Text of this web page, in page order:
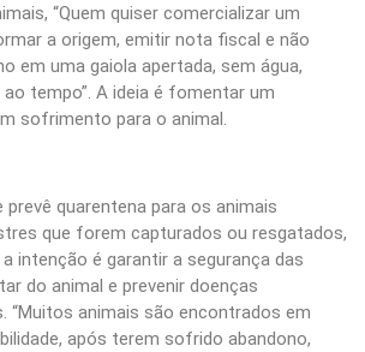
“Quem quiser comercializar um
a origem, emitir nota fiscal e não
em uma gaiola apertada, sem água,
tempo”. A ideia é fomentar um
sofrimento para o animal.
quarentena para os animais
que forem capturados ou resgatados,
intenção é garantir a segurança das
do animal e prevenir doenças
animais são encontrados em
após terem sofrido abandono,